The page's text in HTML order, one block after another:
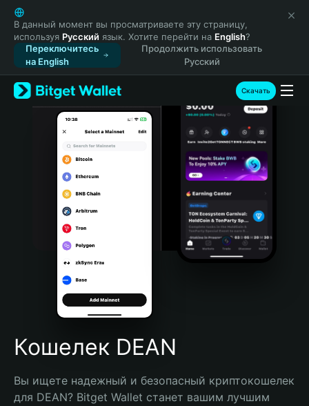
English
日本語
Tiếng Việt
Русский
Español (Latinoamérica)
Türkçe
Italiano
Português (Portugal)
Bahasa Indonesia
Português (Brasil)
Español (Argentina)
В данный момент вы просматриваете эту страницу,
используя Русский язык. Хотите перейти на English?
Переключитесь
на English
Продолжить использовать
Русский
Скачать
Кошелек DEAN
Вы ищете надежный и безопасный криптокошелек
для DEAN? Bitget Wallet станет вашим лучшим